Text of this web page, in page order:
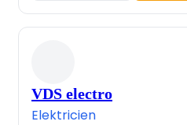
VDS electro
Elektricien